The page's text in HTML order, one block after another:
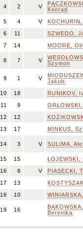
4 2 V
Konrad
5
4 V
6
11
SZWEDO,
7
14 MOORE,
8 7 V
Szymon
9 1 V
Jakub
10
18
RUNIKOV,
11
9
12
12
13
17 MINKUS,
14 3 V SULIMA,
15 15
ŁOJEWSKI,
16
8 V
PIASECKI,
17
13
18
10
19 16
BĄKOWSKA,
Berenika